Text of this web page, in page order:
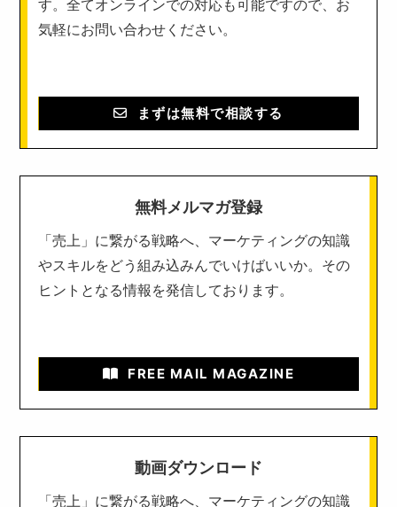
す。全てオンラインでの対応も可能ですので、お
気軽にお問い合わせください。
まずは無料で相談する
無料メルマガ登録
「売上」に繋がる戦略へ、マーケティングの知識
やスキルをどう組み込みんでいけばいいか。その
ヒントとなる情報を発信しております。
FREE MAIL MAGAZINE
動画ダウンロード
「売上」に繋がる戦略へ、マーケティングの知識